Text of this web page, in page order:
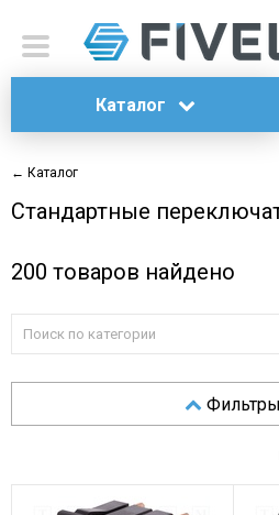
Каталог
← Каталог
Стандартные
200 товаров найдено
Фильтры